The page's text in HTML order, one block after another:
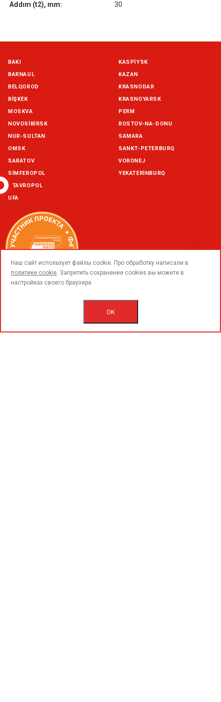
Addım (t2), mm:
30
Симферополь склад (г. Симферополь, ул. Монтажная, 33а)
in stock:not in stock
Склад ГП и товаров (г. Воронеж, ул. Красный Октябрь, 1а, )
in stock:not in stock
Склад Екатеринбург (г. Екатеринбург, ул. Бисертская, д.1)
in stock:not in stock
Склад Казань (г. Казань, ул. Родины, д. 2)
in stock:not in stock
Склад Уфа (г. Уфа, ул. Центральная, д. 19Б )
in stock:not in stock
BAKI
BARNAUL
BELQOROD
BIŞKEK
KASPIYSK
KAZAN
KRASNODAR
KRASNOYARSK
MOSKVA
NOVOSIBIRSK
NUR-SULTAN
OMSK
PERM
ROSTOV-NA-DONU
SAMARA
SANKT-PETERBURQ
SARATOV
SIMFEROPOL
STAVROPOL
UFA
VORONEJ
YEKATERINBURQ
© 2015-2020 «PerfoGrad» MMC.
call
Наш сайт использует файлы cookie. Про обработку написали в
политике cookie. Запретить сохранение cookies вы можете в
настройках своего браузера.
OK